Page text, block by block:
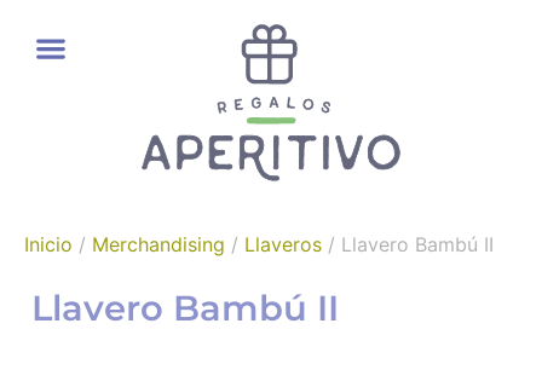
Inicio / Merchandising / Llaveros / Llavero Bambú II
Llavero Bambú II